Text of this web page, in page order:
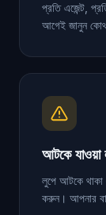
প্রতি এজেন্ট,
আগেই জানুন
আটকে যাওয়া
লুপে আটকে থাকা
করুন। আপনার